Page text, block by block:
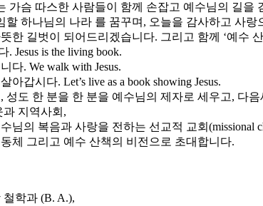
가슴 따스한 사람들이 함께 손잡고 예수님의 길
할 하나님의 나라 를 꿈꾸며, 오늘을 감사하고 사
한 길벗이 되어드리겠습니다. 그리고 함께 ‘예수
Jesus is the living book.
다. We walk with Jesus.
갑시다. Let’s live as a book showing Jesus.
성도 한 분을 한 분을 예수님의 제자로 세우고, 다
지역사회,
님의 복음과 사랑을 전하는 선교적 교회(missional
체 그리고 예수 산책의 비전으로 초대합니다.
학과 (B. A.),